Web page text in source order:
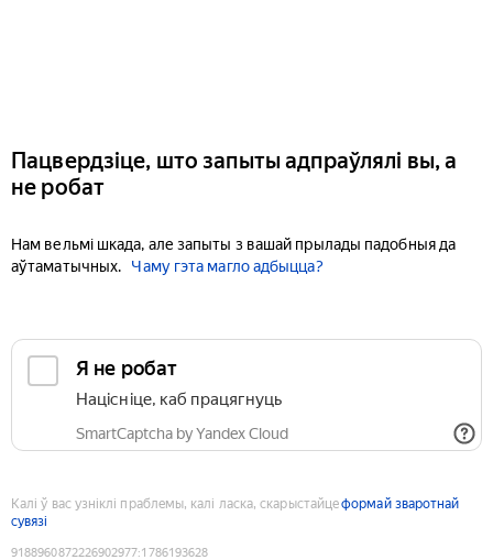
Пацвердзіце, што запыты адпраўлялі вы, а
не робат
Нам вельмі шкада, але запыты з вашай прылады падобныя да
аўтаматычных.
Чаму гэта магло адбыцца?
Я не робат
Націсніце, каб працягнуць
SmartCaptcha by Yandex Cloud
Калі ў вас узніклі праблемы, калі ласка, скарыстайцеформай зваротнай
сувязі
9188960872226902977:1786193628